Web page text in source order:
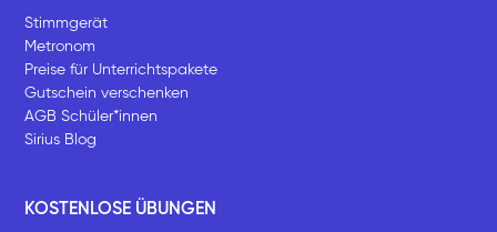
Stimmgerät
Metronom
Preise für Unterrichtspakete
Gutschein verschenken
AGB Schüler*innen
Sirius Blog
KOSTENLOSE ÜBUNGEN